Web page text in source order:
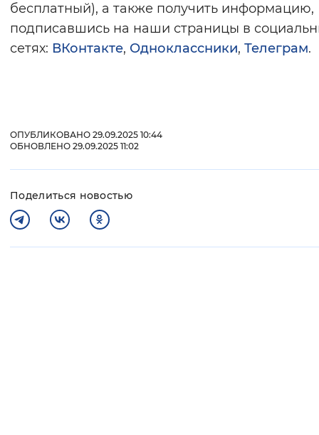
бесплатный), а также получить информацию,
подписавшись на наши страницы в
сетях: ВКонтакте, Одноклассники, Телеграм.
ОПУБЛИКОВАНО 29.09.2025 10:44
ОБНОВЛЕНО 29.09.2025 11:02
Поделиться новостью